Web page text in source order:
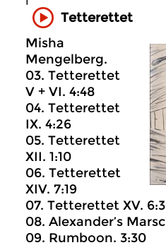
Tetterettet
Misha
Mengelberg.
03. Tetterettet
V + VI. 4:48
04. Tetterettet
IX. 4:26
05. Tetterettet
XII. 1:10
06. Tetterettet
XIV. 7:19
07. Tetterettet XV.
08. Alexander’s
09. Rumboon. 3:30